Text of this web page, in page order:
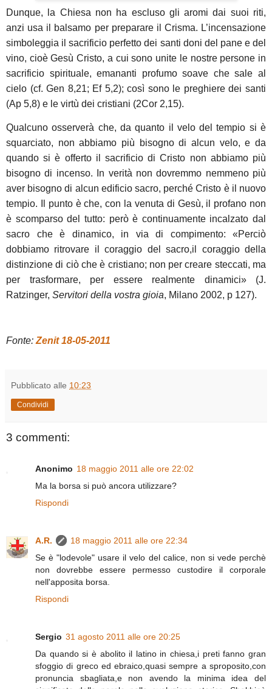
Dunque, la Chiesa non ha escluso gli aromi dai suoi riti,
anzi usa il balsamo per preparare il Crisma. L’incensazione
simboleggia il sacrificio perfetto dei santi doni del pane e del
vino, cioè Gesù Cristo, a cui sono unite le nostre persone in
sacrificio spirituale, emananti profumo soave che sale al
cielo (cf. Gen 8,21; Ef 5,2); così sono le preghiere dei santi
(Ap 5,8) e le virtù dei cristiani (2Cor 2,15).
Qualcuno osserverà che, da quanto il velo del tempio si è
squarciato, non abbiamo più bisogno di alcun velo, e da
quando si è offerto il sacrificio di Cristo non abbiamo più
bisogno di incenso. In verità non dovremmo nemmeno più
aver bisogno di alcun edificio sacro, perché Cristo è il nuovo
tempio. Il punto è che, con la venuta di Gesù, il profano non
è scomparso del tutto: però è continuamente incalzato dal
sacro che è dinamico, in via di compimento: «Perciò
dobbiamo ritrovare il coraggio del sacro,il coraggio della
distinzione di ciò che è cristiano; non per creare steccati, ma
per trasformare, per essere realmente dinamici» (J.
Ratzinger, Servitori della vostra gioia, Milano 2002, p 127).
Fonte: Zenit 18-05-2011
Pubblicato alle 10:23
Condividi
3 commenti:
Anonimo 18 maggio 2011 alle ore 22:02
Ma la borsa si può ancora utilizzare?
Rispondi
A.R.
18 maggio 2011 alle ore 22:34
Se è "lodevole" usare il velo del calice, non si vede perchè
non dovrebbe essere permesso custodire il corporale
nell'apposita borsa.
Rispondi
Sergio 31 agosto 2011 alle ore 20:25
Da quando si è abolito il latino in chiesa,i preti fanno gran
sfoggio di greco ed ebraico,quasi sempre a sproposito,con
pronuncia sbagliata,e non avendo la minima idea del